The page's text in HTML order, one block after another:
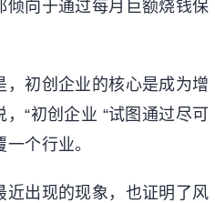
倾向于通过每月巨额烧钱保
初创企业的核心是成为增
，“初创企业 “试图通过尽可
个行业。
出现的现象，也证明了风